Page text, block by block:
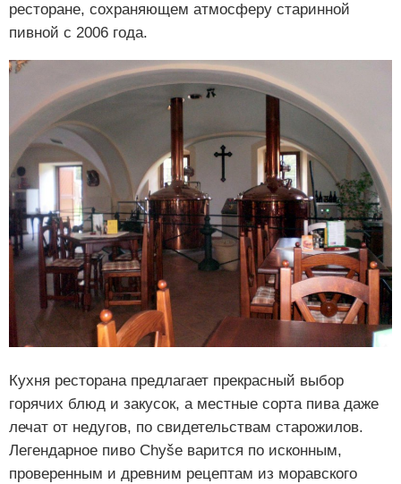
ресторане, сохраняющем атмосферу старинной
пивной с 2006 года.
Кухня ресторана предлагает прекрасный выбор
горячих блюд и закусок, а местные сорта пива даже
лечат от недугов, по свидетельствам старожилов.
Легендарное пиво Chyše варится по исконным,
проверенным и древним рецептам из моравского